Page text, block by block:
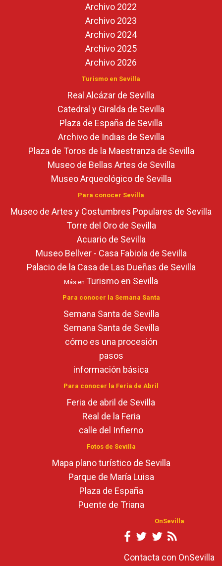
Archivo 2022
Archivo 2023
Archivo 2024
Archivo 2025
Archivo 2026
Turismo en Sevilla
Real Alcázar de Sevilla
Catedral y Giralda de Sevilla
Plaza de España de Sevilla
Archivo de Indias de Sevilla
Plaza de Toros de la Maestranza de Sevilla
Museo de Bellas Artes de Sevilla
Museo Arqueológico de Sevilla
Para conocer Sevilla
Museo de Artes y Costumbres Populares de Sevilla
Torre del Oro de Sevilla
Acuario de Sevilla
Museo Bellver - Casa Fabiola de Sevilla
Palacio de la Casa de Las Dueñas de Sevilla
Más en Turismo en Sevilla
Para conocer la Semana Santa
Semana Santa de Sevilla
Semana Santa de Sevilla
cómo es una procesión
pasos
información básica
Para conocer la Feria de Abril
Feria de abril de Sevilla
Real de la Feria
calle del Infierno
Fotos de Sevilla
Mapa plano turístico de Sevilla
Parque de María Luisa
Plaza de España
Puente de Triana
OnSevilla
Contacta con OnSevilla